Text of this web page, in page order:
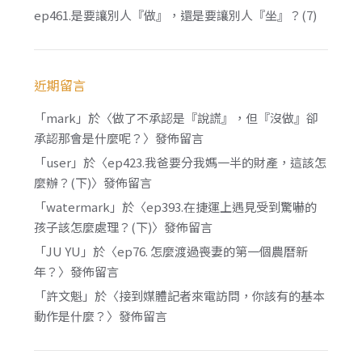
ep461.是要讓別人『做』，還是要讓別人『坐』？(7)
近期留言
「mark 」於〈做了不承認是『說謊』，但『沒做』卻
承認那會是什麼呢？ 〉發佈留言
「user」於〈ep423.我爸要分我媽一半的財產，這該怎
麼辦？(下)〉發佈留言
「watermark 」於〈ep393.在捷運上遇見受到驚嚇的
孩子該怎麼處理？(下)〉發佈留言
「JU YU 」於〈ep76. 怎麼渡過喪妻的第一個農曆新
年？ 〉發佈留言
「許文魁」於〈接到媒體記者來電訪問，你該有的基本
動作是什麼？ 〉發佈留言